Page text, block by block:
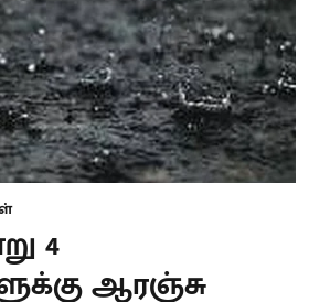
4
ஆரஞ்சு